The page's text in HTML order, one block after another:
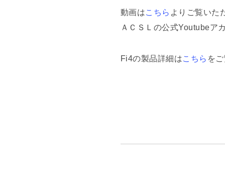
動画はこちら よりご覧いた
ＡＣＳＬの公式Youtubeア
Fi4の製品詳細はこちら を